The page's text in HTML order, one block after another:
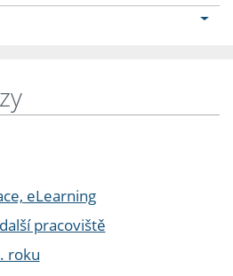
eLearning
pracoviště
roku